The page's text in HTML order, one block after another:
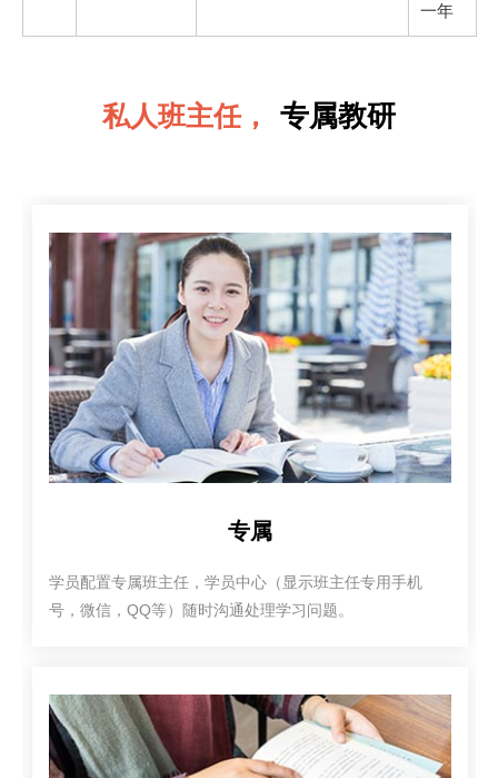
一年
私人班主任， 专属教研
专属
学员配置专属班主任，学员中心（显示班主任专用手机
号，微信，QQ等）随时沟通处理学习问题。